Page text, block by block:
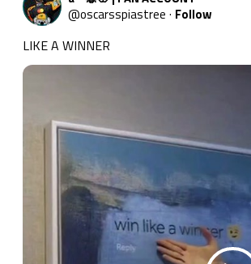
@oscarsspiastree · Follow
LIKE A WINNER